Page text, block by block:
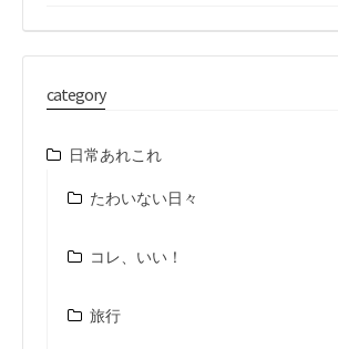
category
日常あれこれ
たわいない日々
コレ、いい！
旅行